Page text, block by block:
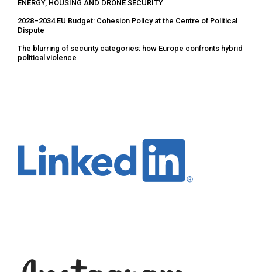
ENERGY, HOUSING AND DRONE SECURITY
2028–2034 EU Budget: Cohesion Policy at the Centre of Political
Dispute
The blurring of security categories: how Europe confronts hybrid
political violence